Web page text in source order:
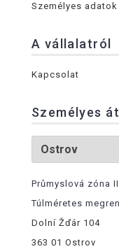
Személyes
A vállalatról
Kapcsolat
Személyes
Průmyslová zóna
Túlméretes
Dolní Žďár 104
363 01 Ostrov